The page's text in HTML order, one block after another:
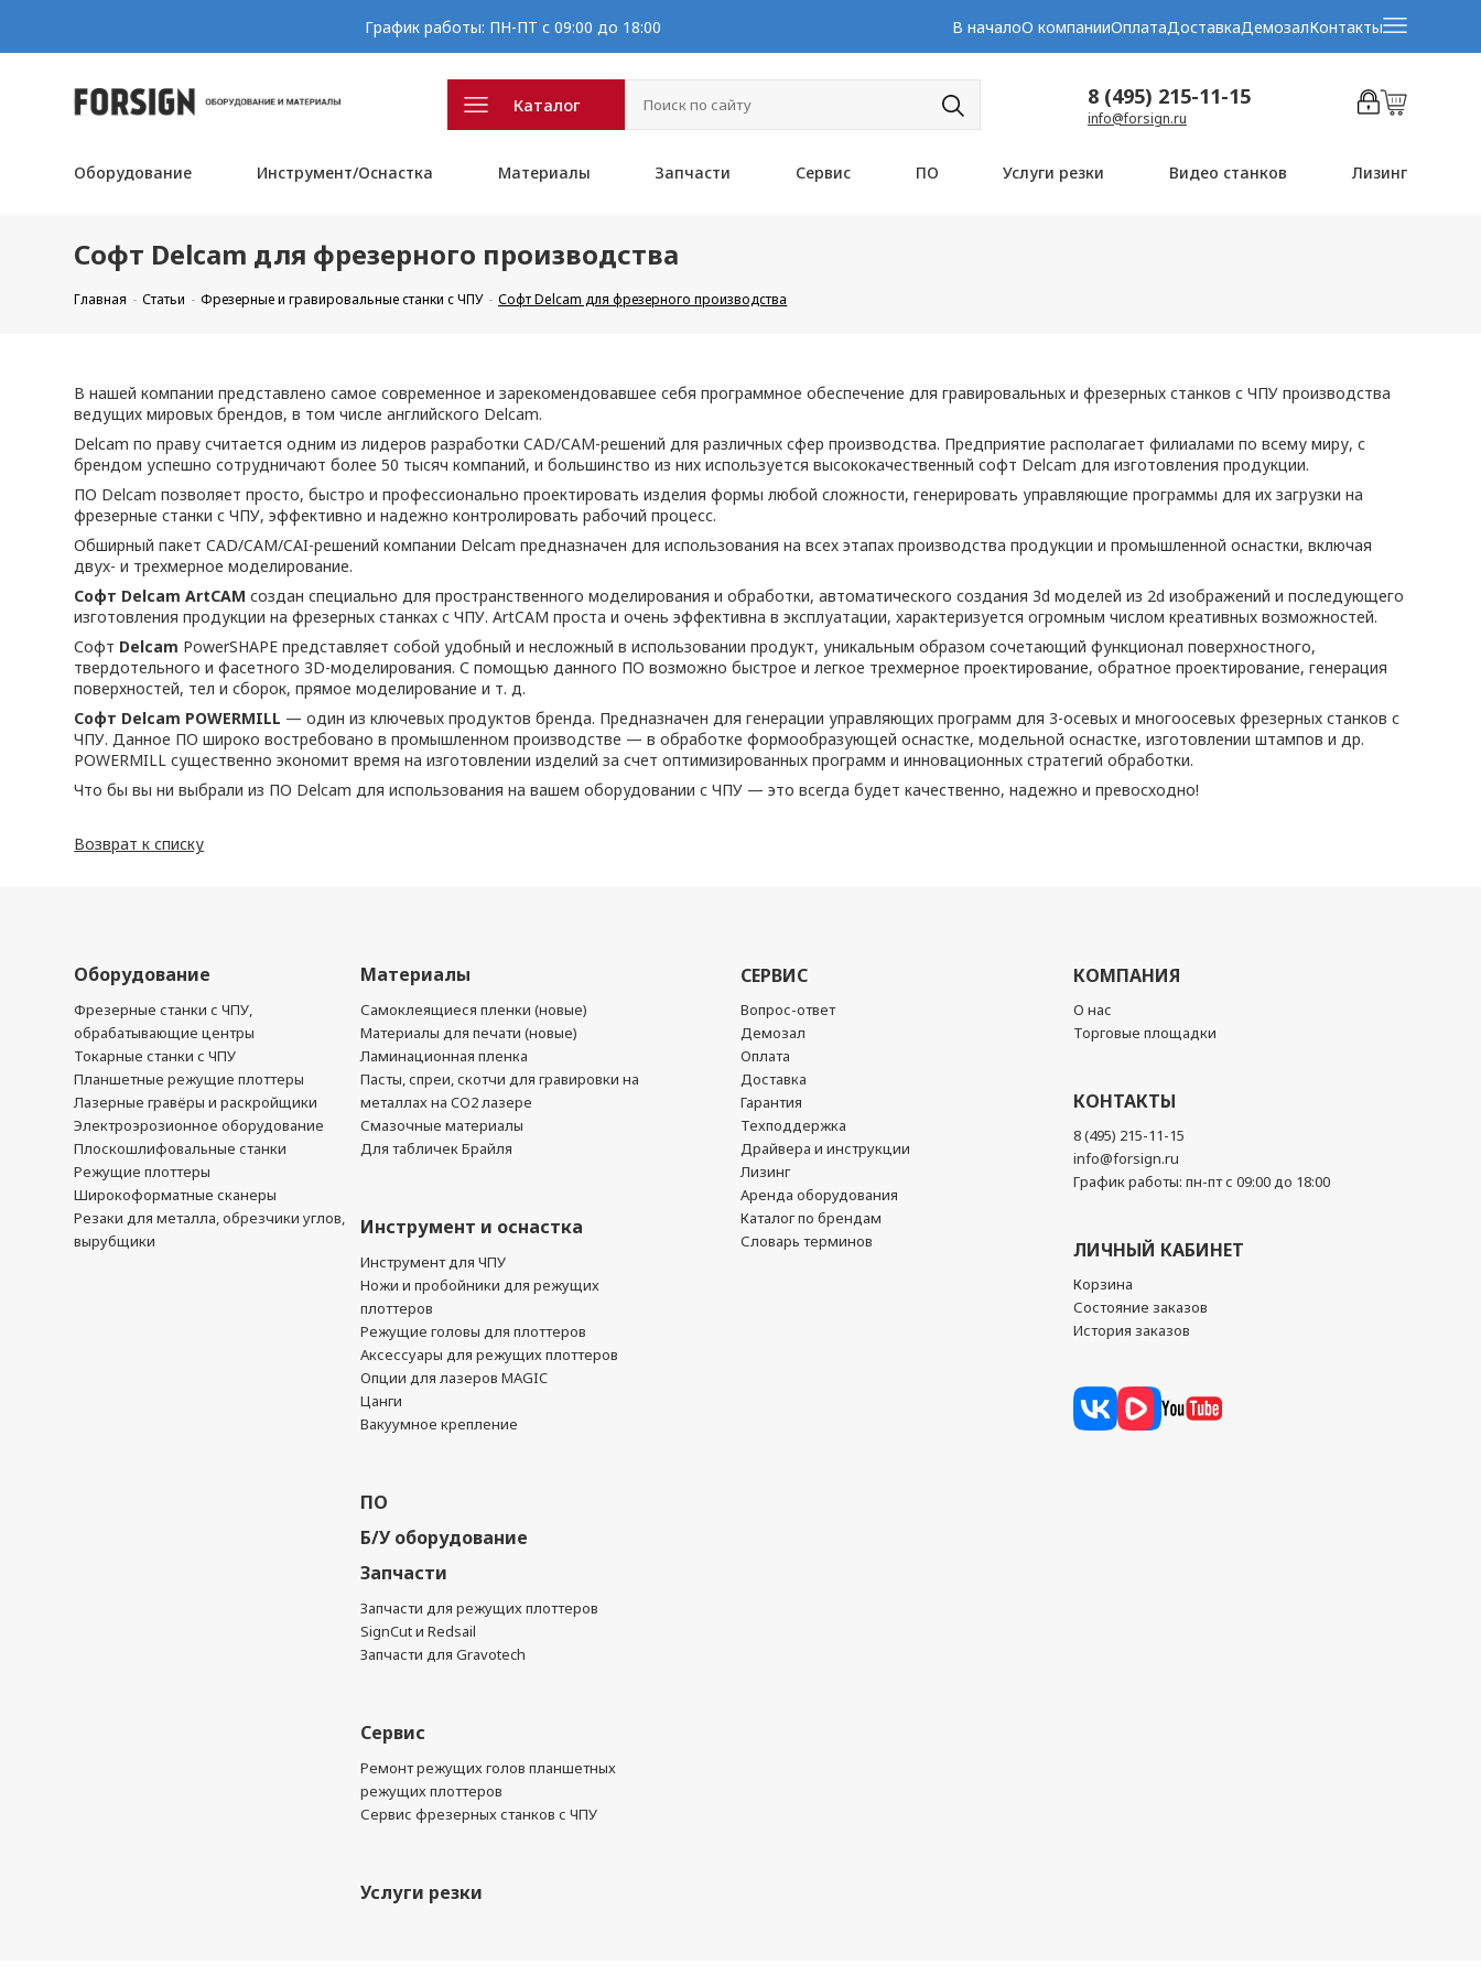
График работы: ПН-ПТ с 09:00 до 18:00 В началоО компанииОплатаДоставкаДемозалКонтакты
Каталог 8 (495) 215-11-15
info@forsign.ru
Оборудование Инструмент/Оснастка Материалы Запчасти Сервис ПО Услуги резки Видео станков Лизинг
Софт Delcam для фрезерного производства
Главная Статьи Фрезерные и гравировальные станки с ЧПУ Софт Delcam для фрезерного производства
В нашей компании представлено самое современное и зарекомендовавшее себя программное обеспечение для гравировальных и фрезерных станков с ЧПУ производства
ведущих мировых брендов, в том числе английского Delcam.
Delcam по праву считается одним из лидеров разработки CAD/CAM-решений для различных сфер производства. Предприятие располагает филиалами по всему миру, с
брендом успешно сотрудничают более 50 тысяч компаний, и большинство из них используется высококачественный софт Delcam для изготовления продукции.
ПО Delcam позволяет просто, быстро и профессионально проектировать изделия формы любой сложности, генерировать управляющие программы для их загрузки на
фрезерные станки с ЧПУ, эффективно и надежно контролировать рабочий процесс.
Обширный пакет CAD/CAM/CAI-решений компании Delcam предназначен для использования на всех этапах производства продукции и промышленной оснастки, включая
двух- и трехмерное моделирование.
Софт Delcam ArtCAM создан специально для пространственного моделирования и обработки, автоматического создания 3d моделей из 2d изображений и последующего
изготовления продукции на фрезерных станках с ЧПУ. ArtCAM проста и очень эффективна в эксплуатации, характеризуется огромным числом креативных возможностей.
Софт Delcam PowerSHAPE представляет собой удобный и несложный в использовании продукт, уникальным образом сочетающий функционал поверхностного,
твердотельного и фасетного 3D-моделирования. С помощью данного ПО возможно быстрое и легкое трехмерное проектирование, обратное проектирование, генерация
поверхностей, тел и сборок, прямое моделирование и т. д.
Софт Delcam POWERMILL — один из ключевых продуктов бренда. Предназначен для генерации управляющих программ для 3-осевых и многоосевых фрезерных станков с
ЧПУ. Данное ПО широко востребовано в промышленном производстве — в обработке формообразующей оснастке, модельной оснастке, изготовлении штампов и др.
POWERMILL существенно экономит время на изготовлении изделий за счет оптимизированных программ и инновационных стратегий обработки.
Что бы вы ни выбрали из ПО Delcam для использования на вашем оборудовании с ЧПУ — это всегда будет качественно, надежно и превосходно!
Возврат к списку
Оборудование
Фрезерные станки с ЧПУ,
обрабатывающие центры
Токарные станки с ЧПУ
Планшетные режущие плоттеры
Лазерные гравёры и раскройщики
Электроэрозионное оборудование
Плоскошлифовальные станки
Режущие плоттеры
Широкоформатные сканеры
Резаки для металла, обрезчики углов,
вырубщики
Материалы
Самоклеящиеся пленки (новые)
Материалы для печати (новые)
Ламинационная пленка
Пасты, спреи, скотчи для гравировки на
металлах на CO2 лазере
Смазочные материалы
Для табличек Брайля
Инструмент и оснастка
Инструмент для ЧПУ
Ножи и пробойники для режущих
плоттеров
Режущие головы для плоттеров
Аксессуары для режущих плоттеров
Опции для лазеров MAGIC
Цанги
Вакуумное крепление
ПО
Б/У оборудование
Запчасти
Запчасти для режущих плоттеров
SignCut и Redsail
Запчасти для Gravotech
Сервис
Ремонт режущих голов планшетных
режущих плоттеров
Сервис фрезерных станков с ЧПУ
Услуги резки
СЕРВИС
Вопрос-ответ
Демозал
Оплата
Доставка
Гарантия
Техподдержка
Драйвера и инструкции
Лизинг
Аренда оборудования
Каталог по брендам
Словарь терминов
КОМПАНИЯ
О нас
Торговые площадки
КОНТАКТЫ
8 (495) 215-11-15
info@forsign.ru
График работы: пн-пт с 09:00 до 18:00
ЛИЧНЫЙ КАБИНЕТ
Корзина
Состояние заказов
История заказов